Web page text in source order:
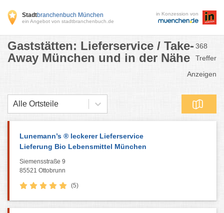
Stadtbranchenbuch München
ein Angebot von stadtbranchenbuch.de
in Konzession von
Gaststätten: Lieferservice / Take-
Away München und in der Nähe
368
Treffer
Anzeigen
Alle Ortsteile
Lunemann’s ® leckerer Lieferservice
Lieferung Bio Lebensmittel München
Siemensstraße 9
85521 Ottobrunn
(5)